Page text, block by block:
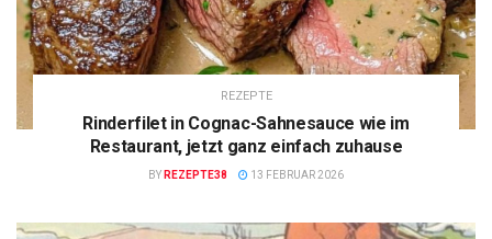
REZEPTE
Rinderfilet in Cognac-Sahnesauce wie im
Restaurant, jetzt ganz einfach zuhause
BY REZEPTE38 13 FEBRUAR 2026